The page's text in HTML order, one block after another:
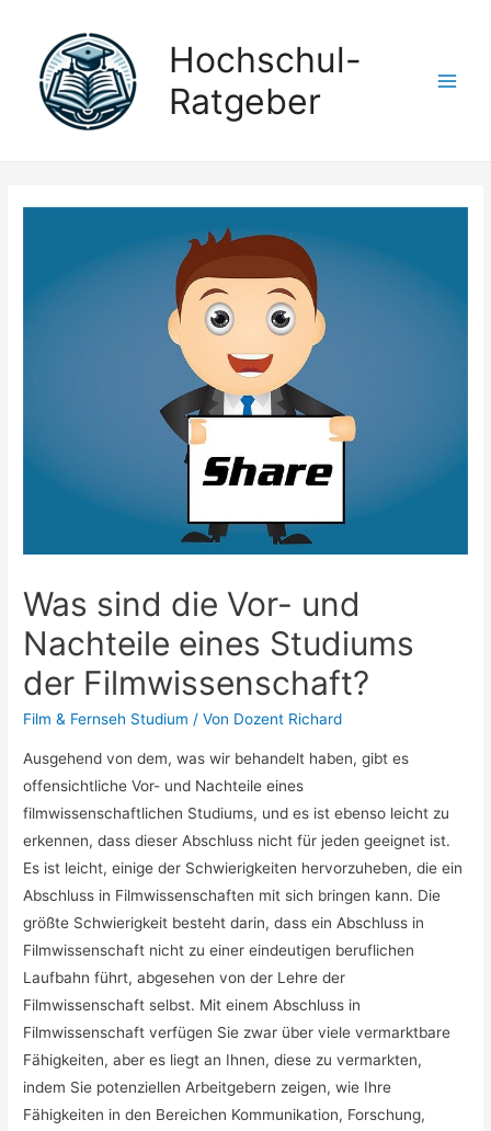
Hochschul-
Ratgeber
Was sind die Vor- und
Nachteile eines Studiums
der Filmwissenschaft?
Film & Fernseh Studium / Von Dozent Richard
Ausgehend von dem, was wir behandelt haben, gibt es
offensichtliche Vor- und Nachteile eines
filmwissenschaftlichen Studiums, und es ist ebenso leicht zu
erkennen, dass dieser Abschluss nicht für jeden geeignet ist.
Es ist leicht, einige der Schwierigkeiten hervorzuheben, die ein
Abschluss in Filmwissenschaften mit sich bringen kann. Die
größte Schwierigkeit besteht darin, dass ein Abschluss in
Filmwissenschaft nicht zu einer eindeutigen beruflichen
Laufbahn führt, abgesehen von der Lehre der
Filmwissenschaft selbst. Mit einem Abschluss in
Filmwissenschaft verfügen Sie zwar über viele vermarktbare
Fähigkeiten, aber es liegt an Ihnen, diese zu vermarkten,
indem Sie potenziellen Arbeitgebern zeigen, wie Ihre
Fähigkeiten in den Bereichen Kommunikation, Forschung,